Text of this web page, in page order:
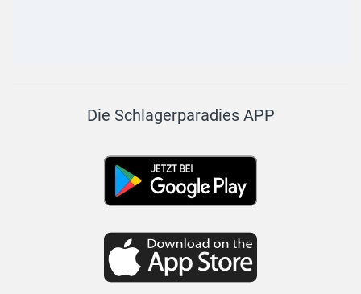
Die Schlagerparadies APP